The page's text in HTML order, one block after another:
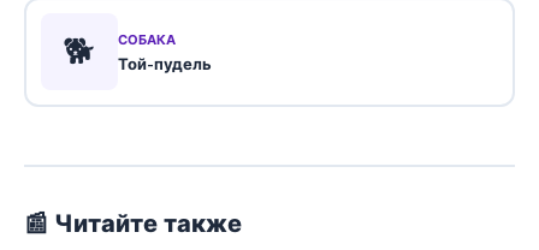
🐕 СОБАКА
Той-пудель
📰 Читайте также